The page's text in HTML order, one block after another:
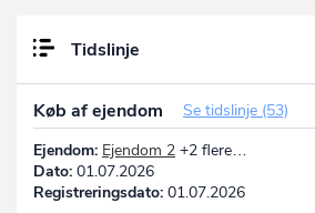
Tidslinje
Køb af ejendom
Se tidslinje (53)
Ejendom: Ejendom 2 +2 flere…
Dato: 01.07.2026
Registreringsdato: 01.07.2026